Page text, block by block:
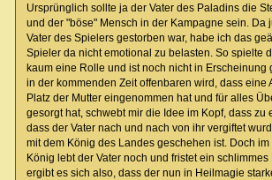
Ursprünglich sollte ja der Vater des Paladins die
und der "böse" Mensch in der Kampagne sein. Da
Vater des Spielers gestorben war, habe ich das
Spieler da nicht emotional zu belasten. So spielte
kaum eine Rolle und ist noch nicht in Erscheinung
in der kommenden Zeit offenbaren wird, dass eine
Platz der Mutter eingenommen hat und für alles
gesorgt hat, schwebt mir die Idee im Kopf, dass zu
dass der Vater nach und nach von ihr vergiftet
mit dem König des Landes geschehen ist. Doch
König lebt der Vater noch und fristet ein schlimmes
ergibt es sich also, dass der nun in Heilmagie